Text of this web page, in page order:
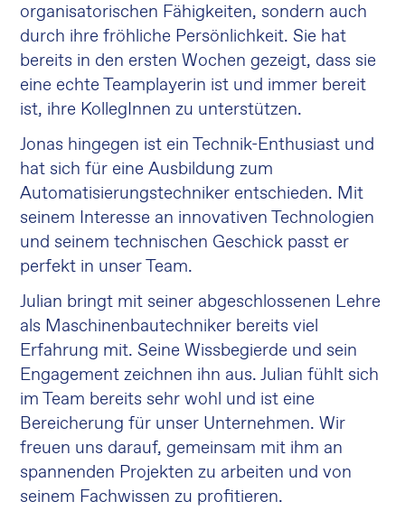
organisatorischen Fähigkeiten, sondern auch
durch ihre fröhliche Persönlichkeit. Sie hat
bereits in den ersten Wochen gezeigt, dass sie
eine echte Teamplayerin ist und immer bereit
ist, ihre KollegInnen zu unterstützen.
Jonas hingegen ist ein Technik-Enthusiast und
hat sich für eine Ausbildung zum
Automatisierungstechniker entschieden. Mit
seinem Interesse an innovativen Technologien
und seinem technischen Geschick passt er
perfekt in unser Team.
Julian bringt mit seiner abgeschlossenen Lehre
als Maschinenbautechniker bereits viel
Erfahrung mit. Seine Wissbegierde und sein
Engagement zeichnen ihn aus. Julian fühlt sich
im Team bereits sehr wohl und ist eine
Bereicherung für unser Unternehmen. Wir
freuen uns darauf, gemeinsam mit ihm an
spannenden Projekten zu arbeiten und von
seinem Fachwissen zu profitieren.